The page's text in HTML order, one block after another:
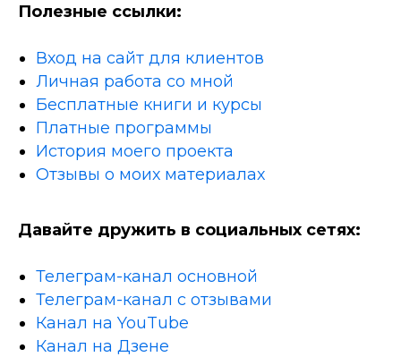
Полезные ссылки:
Вход на сайт для клиентов
Личная работа со мной
Бесплатные книги и курсы
Платные программы
История моего проекта
Отзывы о моих материалах
Давайте дружить в социальных сетях:
Телеграм-канал основной
Телеграм-канал с отзывами
Канал на YouTube
Канал на Дзене